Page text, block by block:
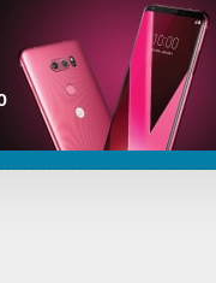
T
O
P
A
T